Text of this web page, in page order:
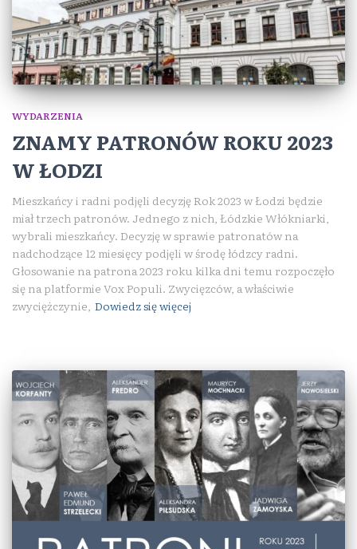
WYDARZENIA
ZNAMY PATRONÓW ROKU 2023
W ŁODZI
Mieszkańcy i radni podjęli decyzję Rok 2023 w Łodzi będzie
miał trzech patronów. Jednego z nich, Łódzkie Włókniarki,
wybrali mieszkańcy. Decyzję w sprawie patronatów na
nadchodzące 12 miesięcy podjęli w środę łódzcy radni.
Głosowanie na patrona 2023 roku kilka dni temu rozpoczęło
się na platformie Vox Populi. Zwycięzców, a właściwie
zwyciężczynie, Dowiedz się więcej